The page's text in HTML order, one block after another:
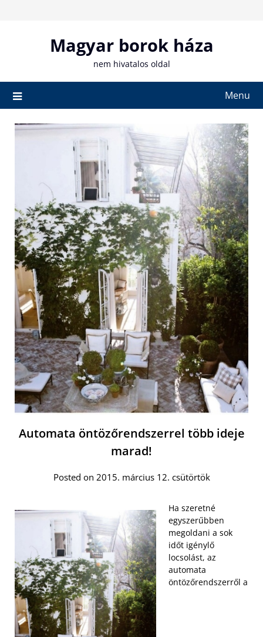
Magyar borok háza
nem hivatalos oldal
Menu
Automata öntözőrendszerrel több ideje
marad!
Posted on 2015. március 12. csütörtök
Ha szeretné
egyszerűbben
megoldani a sok
időt igénylő
locsolást, az
automata
öntözőrendszerről a